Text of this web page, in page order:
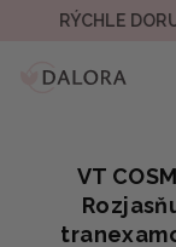
RÝCHLE
VT